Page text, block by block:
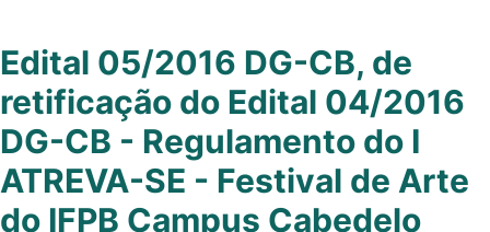
Edital 05/2016 DG-CB, de
retificação do Edital 04/2016
DG-CB - Regulamento do I
ATREVA-SE - Festival de Arte
do IFPB Campus Cabedelo